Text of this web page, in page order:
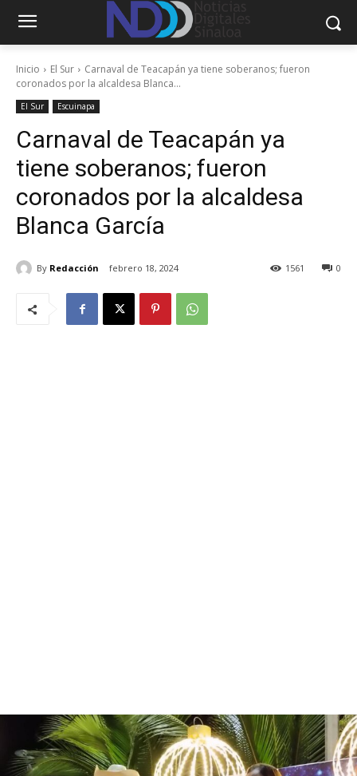
Inicio El Sur
Carnaval de Teacapán ya tiene soberanos; fueron
coronados por la alcaldesa Blanca...
El Sur Escuinapa
Carnaval de Teacapán ya
tiene soberanos; fueron
coronados por la alcaldesa
Blanca García
By Redacción febrero 18, 2024 0
1561